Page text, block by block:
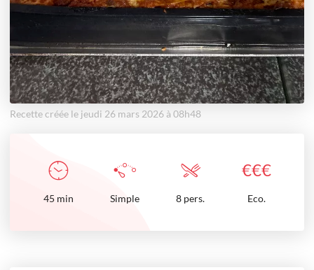
Recette créée le jeudi 26 mars 2026 à 08h48
€€€
45 min Simple 8 pers. Eco.